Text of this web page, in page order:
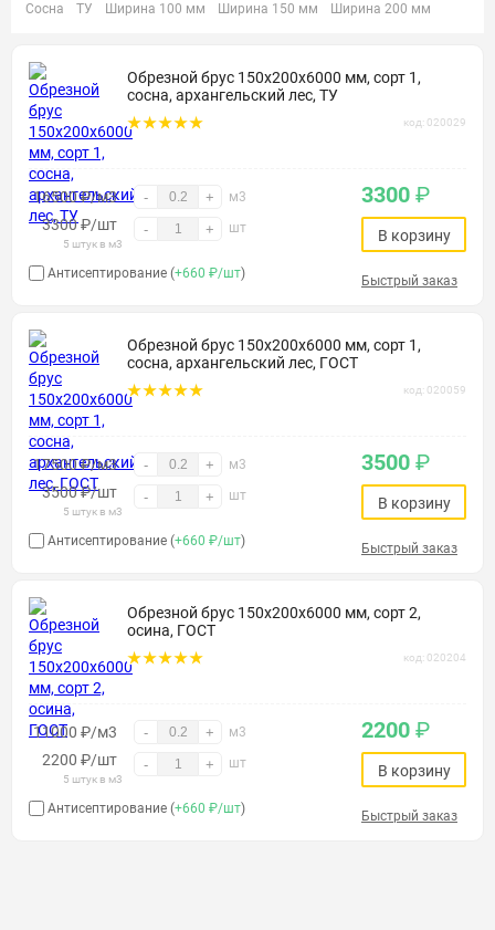
Сосна
ТУ Ширина 100 мм Ширина 150 мм Ширина 200 мм
Обрезной брус 150х200х6000 мм, сорт 1,
сосна, архангельский лес, ТУ
код: 020029
16500 ₽/м3 - + м3
3300₽/шт
5 штук в м3
- + шт
3300 ₽
Антисептирование (+660 ₽/шт)
В корзину
Быстрый заказ
Обрезной брус 150х200х6000 мм, сорт 1,
сосна, архангельский лес, ГОСТ
код: 020059
17500 ₽/м3 - + м3
3500₽/шт
5 штук в м3
- + шт
3500 ₽
Антисептирование (+660 ₽/шт)
В корзину
Быстрый заказ
Обрезной брус 150х200х6000 мм, сорт 2,
осина, ГОСТ
код: 020204
11000 ₽/м3 - + м3
2200 ₽/шт
5 штук в м3
- + шт
2200 ₽
Антисептирование (+660 ₽/шт)
В корзину
Быстрый заказ